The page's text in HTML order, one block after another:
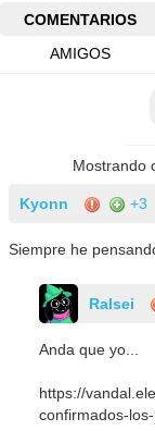
COMENTARIOS
AMIGOS
Mostrando
Kyonn +3
Siempre he
Ralsei
Anda que yo...
https://
confirmados-